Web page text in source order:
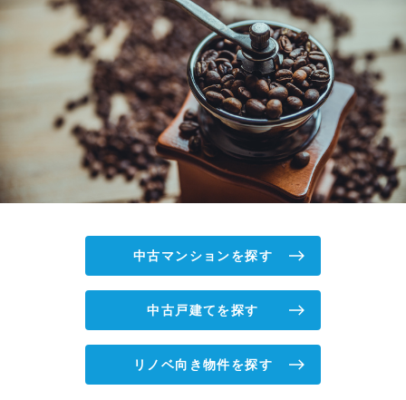
中古マンションを探す
中古戸建てを探す
リノベ向き物件を探す